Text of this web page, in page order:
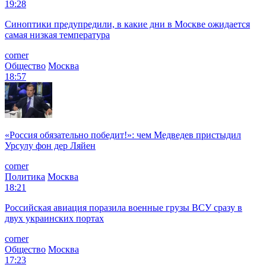
19:28
Синоптики предупредили, в какие дни в Москве ожидается
самая низкая температура
corner
Общество Москва
18:57
«Россия обязательно победит!»: чем Медведев пристыдил
Урсулу фон дер Ляйен
corner
Политика Москва
18:21
Российская авиация поразила военные грузы ВСУ сразу в
двух украинских портах
corner
Общество Москва
17:23